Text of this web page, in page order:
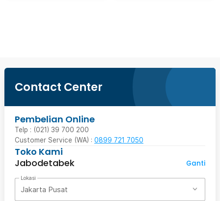
Contact Center
Pembelian Online
Telp : (021) 39 700 200
Customer Service (WA) : 0899 721 7050
Toko Kami
Jabodetabek
Ganti
Lokasi
Jakarta Pusat